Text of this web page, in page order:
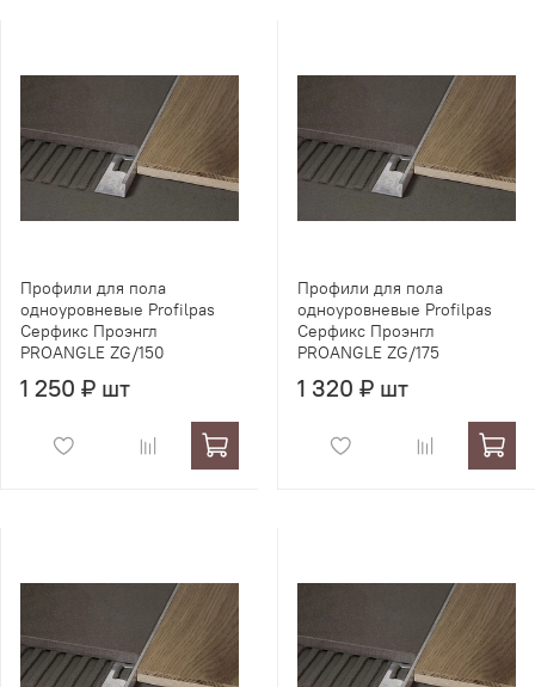
Профили для пола
одноуровневые Profilpas
Серфикс Проэнгл
PROANGLE ZG/150
1 250 ₽ шт
Профили для пола
одноуровневые Profilpas
Серфикс Проэнгл
PROANGLE ZG/175
1 320 ₽ шт